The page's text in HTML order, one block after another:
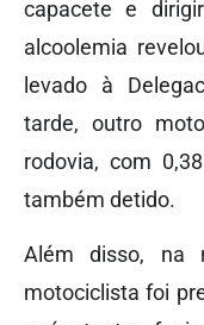
capacete e
alcoolemia
levado à
tarde, outro
rodovia, com
também detido.
Além disso, na
motociclista foi